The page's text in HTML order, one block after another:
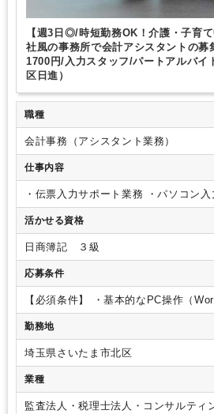
【週3日◎/時短勤務OK！介護・子育
社風の事務所で会計アシスタントの募
1700円/入力スタッフ/パートアルバイ
区日進）
職種
会計事務（アシスタント業務）
仕事内容
・伝票入力サポート業務 ・パソコン入
Excel）・書類整理・電話・来客対応
でも柔軟な働き方が認められており、
方にオススメの求人です。
活かせる資格
日商簿記 ３級
応募条件
【必須条件】 ・基本的なPC操作（
簿記3級
【歓迎条件】・会計
務経験
勤務地
埼玉県さいたま市北区
業種
監査法人・税理士法人・コンサルティ